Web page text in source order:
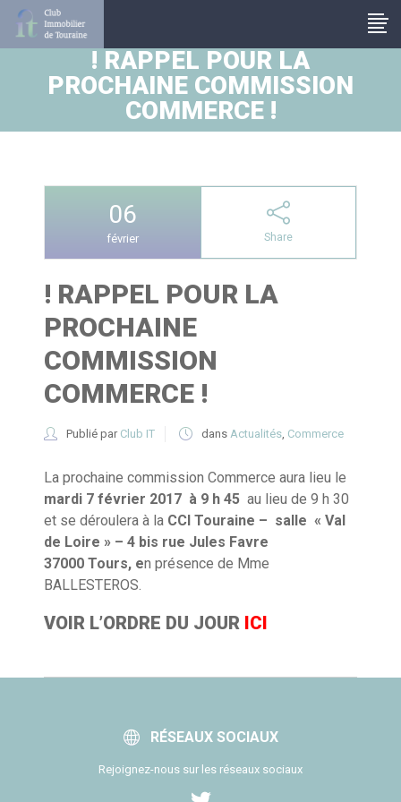
! RAPPEL POUR LA
PROCHAINE COMMISSION
COMMERCE !
06
février Share
! RAPPEL POUR LA
PROCHAINE
COMMISSION
COMMERCE !
Publié par Club IT dans Actualités, Commerce
La prochaine commission Commerce aura lieu le
mardi 7 février 2017 à 9 h 45 au lieu de 9 h 30
et se déroulera à la CCI Touraine – salle « Val
de Loire » – 4 bis rue Jules Favre
37000 Tours, en présence de Mme
BALLESTEROS.
VOIR L’ORDRE DU JOUR ICI
RÉSEAUX SOCIAUX
Rejoignez-nous sur les réseaux sociaux
Panneau de gestion des cookies